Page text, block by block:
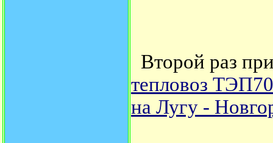
Второй раз
тепловоз
на Лугу -